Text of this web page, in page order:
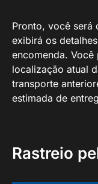
Pronto, você será
exibirá os
encomenda.
localização atual
transporte
estimada de
Rastreio